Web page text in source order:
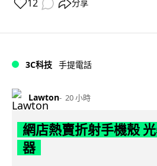
12 分享
3C科技 手提電話
Lawton 20 小時
網店熱賣折射手機殼
器